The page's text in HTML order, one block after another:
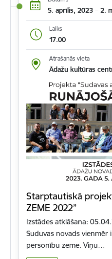
5. aprīlis, 2023 – 2.
Laiks
17.00
Atrašanās vieta
Ādažu kultūras
Starptautiskā
ZEME 2022”
Izstādes atklāšana:
Suduvas novads vienmēr
personību zeme. Viņu…